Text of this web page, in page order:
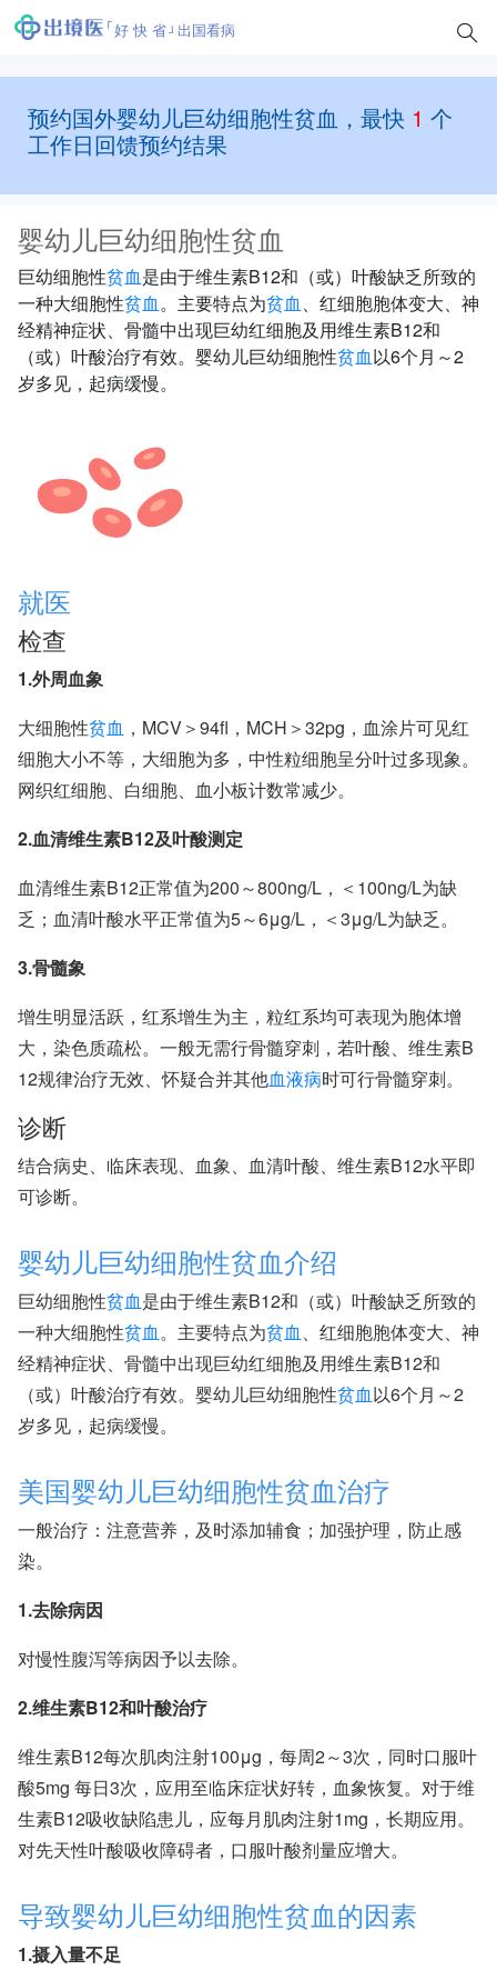
好 快 省 出国看病
预约国外婴幼儿巨幼细胞性贫血，最快 1 个
工作日回馈预约结果
婴幼儿巨幼细胞性贫血
巨幼细胞性贫血是由于维生素B12和（或）叶酸缺乏所致的
一种大细胞性贫血。主要特点为贫血 、红细胞胞体变大、神
经精神症状、骨髓中出现巨幼红细胞及用维生素B12和
（或）叶酸治疗有效。婴幼儿巨幼细胞性贫血以6个月～2
岁多见，起病缓慢。
就医
检查
1.外周血象
大细胞性贫血 ，MCV＞94fl，MCH＞32pg，血涂片可见红
细胞大小不等，大细胞为多，中性粒细胞呈分叶过多现象。
网织红细胞、白细胞、血小板计数常减少。
2.血清维生素B12及叶酸测定
血清维生素B12正常值为200～800ng/L，＜100ng/L为缺
乏；血清叶酸水平正常值为5～6μg/L，＜3μg/L为缺乏。
3.骨髓象
增生明显活跃，红系增生为主，粒红系均可表现为胞体增
大，染色质疏松。一般无需行骨髓穿刺，若叶酸、维生素B
12规律治疗无效、怀疑合并其他血液病时可行骨髓穿刺。
诊断
结合病史、临床表现、血象、血清叶酸、维生素B12水平即
可诊断。
婴幼儿巨幼细胞性贫血介绍
巨幼细胞性贫血是由于维生素B12和（或）叶酸缺乏所致的
一种大细胞性贫血。主要特点为贫血 、红细胞胞体变大、神
经精神症状、骨髓中出现巨幼红细胞及用维生素B12和
（或）叶酸治疗有效。婴幼儿巨幼细胞性贫血以6个月～2
岁多见，起病缓慢。
美国婴幼儿巨幼细胞性贫血治疗
一般治疗：注意营养，及时添加辅食；加强护理，防止感
染。
1.去除病因
对慢性腹泻等病因予以去除。
2.维生素B12和叶酸治疗
维生素B12每次肌肉注射100μg，每周2～3次，同时口服叶
酸5mg 每日3次，应用至临床症状好转，血象恢复。对于维
生素B12吸收缺陷患儿，应每月肌肉注射1mg，长期应用。
对先天性叶酸吸收障碍者，口服叶酸剂量应增大。
导致婴幼儿巨幼细胞性贫血的因素
1.摄入量不足